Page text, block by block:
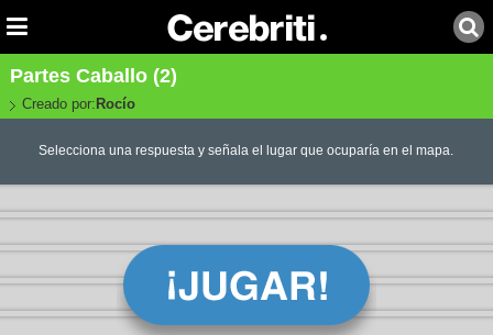
Partes Caballo (2)
Creado por: Rocío
Selecciona una respuesta y señala el lugar que ocuparía en el mapa.